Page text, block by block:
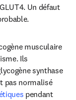
Un défaut
musculaire
Ils
synthase
pas normalisé
pendant